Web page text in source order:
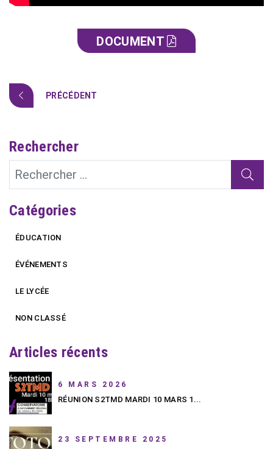
DOCUMENT
PRÉCÉDENT
Rechercher
Catégories
ÉDUCATION
ÉVÉNEMENTS
LE LYCÉE
NON CLASSÉ
Articles récents
6 MARS 2026
RÉUNION S2TMD MARDI 10 MARS 1...
23 SEPTEMBRE 2025